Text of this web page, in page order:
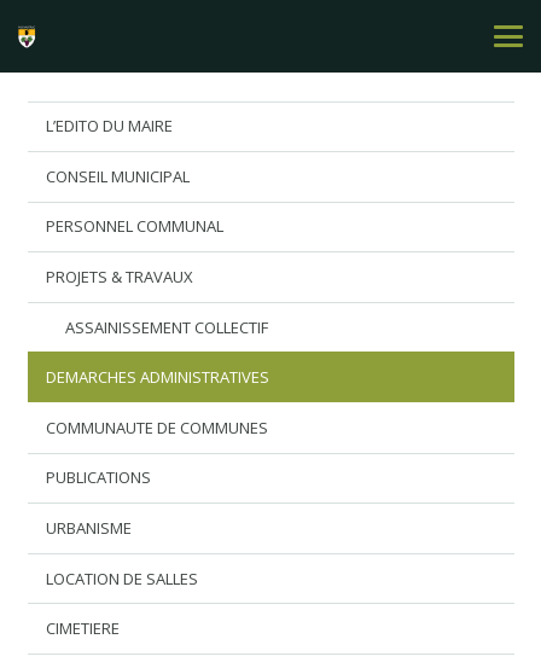
L’EDITO DU MAIRE
CONSEIL MUNICIPAL
PERSONNEL COMMUNAL
PROJETS & TRAVAUX
ASSAINISSEMENT COLLECTIF
DEMARCHES ADMINISTRATIVES
COMMUNAUTE DE COMMUNES
PUBLICATIONS
URBANISME
LOCATION DE SALLES
CIMETIERE